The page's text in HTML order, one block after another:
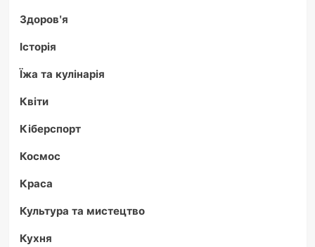
Здоров'я
Історія
Їжа та кулінарія
Квіти
Кіберспорт
Космос
Краса
Культура та мистецтво
Кухня